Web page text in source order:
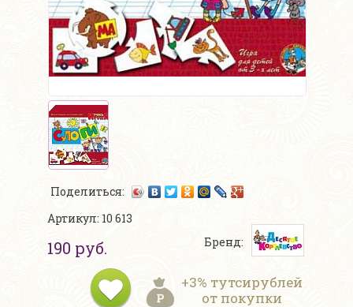
Поделиться:
Артикул: 10 613
190 руб. Бренд:
+3% тутсирублей
от покупки